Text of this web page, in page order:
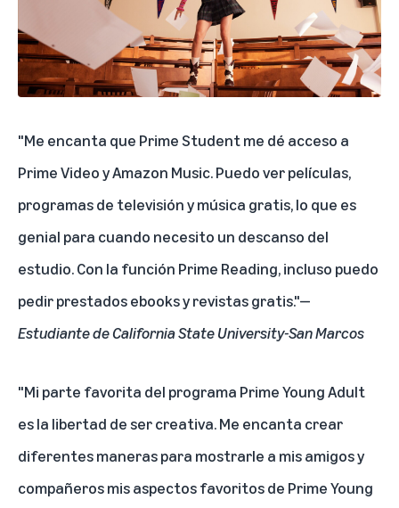
"Me encanta que Prime Student me dé acceso a
Prime Video y Amazon Music. Puedo ver películas,
programas de televisión y música gratis, lo que es
genial para cuando necesito un descanso del
estudio. Con la función Prime Reading, incluso puedo
pedir prestados ebooks y revistas gratis."—
Estudiante de California State University-San Marcos
"Mi parte favorita del programa Prime Young Adult
es la libertad de ser creativa. Me encanta crear
diferentes maneras para mostrarle a mis amigos y
compañeros mis aspectos favoritos de Prime Young